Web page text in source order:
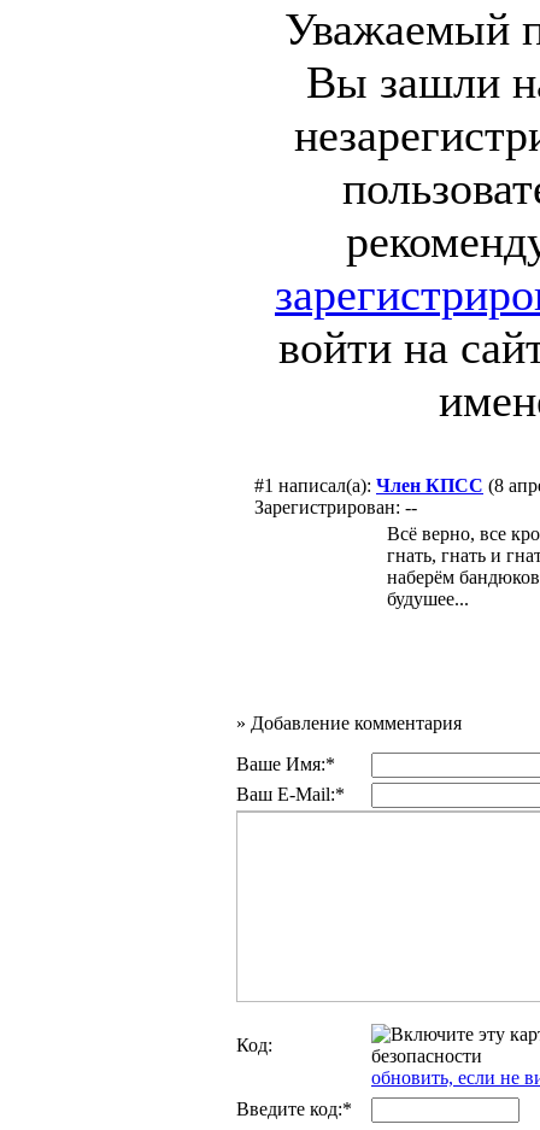
Уважаемый
Вы зашли
войти на
#1 написал(а): Член КПСС (8
Зарегистрирован: --
Всё верно, все
гнать, гнать и
наберём
будушее...
» Добавление комментария
Ваше Имя:*
Ваш E-Mail:*
Код:
обновить, если не
Введите код:*